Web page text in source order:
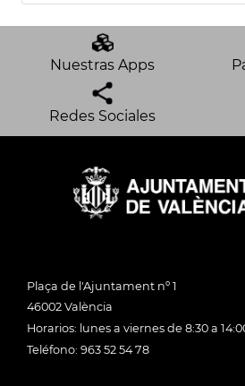
Nuestras Apps
Redes Sociales
Plaça de l'Ajuntament nº 1
46002 València
Horarios: lunes a viernes de 8:30 a
Teléfono: 963 52 54 78